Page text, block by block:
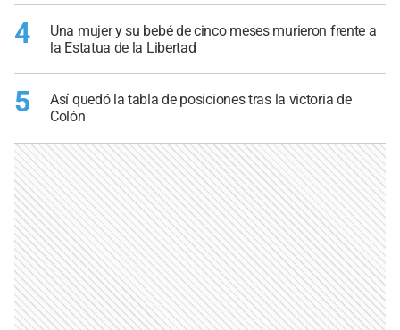
4
Una mujer y su bebé de cinco meses murieron frente a
la Estatua de la Libertad
5
Así quedó la tabla de posiciones tras la victoria de
Colón